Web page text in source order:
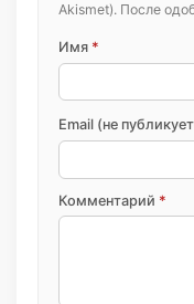
Akismet). После
Имя *
Email (не
Комментарий *